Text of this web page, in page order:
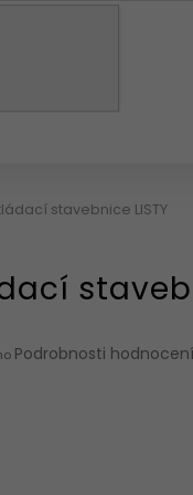
stavebnice LISTY
Podrobnosti hodnocení